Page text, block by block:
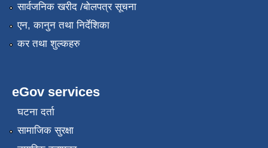
सार्वजनिक खरीद /बोलपत्र सूचना
एन, कानुन तथा निर्देशिका
कर तथा शुल्कहरु
eGov services
घटना दर्ता
सामाजिक सुरक्षा